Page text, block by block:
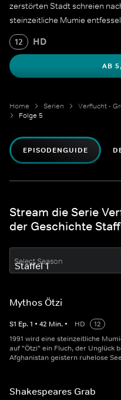
zerstörten Stadt schreien
steinzeitliche Mumie
12 HD
AB
Home Serien
Folge 5
EPISODENGUIDE
Stream die Serie
der Geschichte
Select Season
Mythos Ötzi
S1 Ep.1 • 42 Min. • HD
12
1991 wird eine steinzeitliche
auf "Ötzi" ein Fluch, der Unglück
Afghanistan geistern ruhelose
Shakespeares Grab